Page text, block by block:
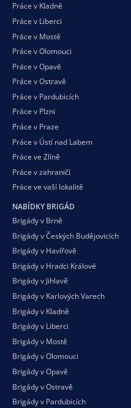
Práce v Kladně
Práce v Liberci
Práce v Mostě
Práce v Olomouci
Práce v Opavě
Práce v Ostravě
Práce v Pardubicích
Práce v Plzni
Práce v Praze
Práce v Ústí nad Labem
Práce ve Zlíně
Práce v zahraničí
Práce ve vaší lokalitě
NABÍDKY BRIGÁD
Brigády v Brně
Brigády v Českých Budějovicích
Brigády v Havířově
Brigády v Hradci Králové
Brigády v Jihlavě
Brigády v Karlových Varech
Brigády v Kladně
Brigády v Liberci
Brigády v Mostě
Brigády v Olomouci
Brigády v Opavě
Brigády v Ostravě
Brigády v Pardubicích